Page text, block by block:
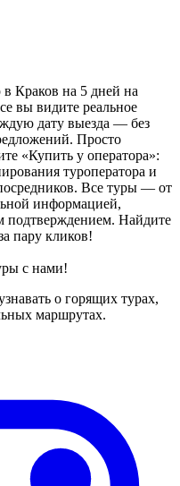
Краков на 5 дней на
вы видите реальное
дату выезда — без
Просто
«Купить у оператора»:
туроператора и
Все туры — от
информацией,
Найдите
пару кликов!
с нами!
о горящих турах,
маршрутах.